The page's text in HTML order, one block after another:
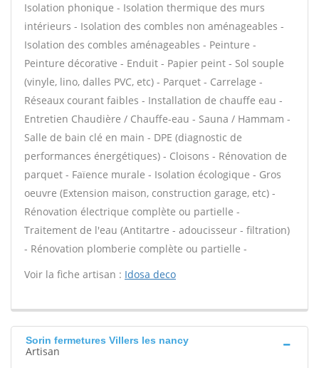
Isolation phonique - Isolation thermique des murs
intérieurs - Isolation des combles non aménageables -
Isolation des combles aménageables - Peinture -
Peinture décorative - Enduit - Papier peint - Sol souple
(vinyle, lino, dalles PVC, etc) - Parquet - Carrelage -
Réseaux courant faibles - Installation de chauffe eau -
Entretien Chaudière / Chauffe-eau - Sauna / Hammam -
Salle de bain clé en main - DPE (diagnostic de
performances énergétiques) - Cloisons - Rénovation de
parquet - Faïence murale - Isolation écologique - Gros
oeuvre (Extension maison, construction garage, etc) -
Rénovation électrique complète ou partielle -
Traitement de l'eau (Antitartre - adoucisseur - filtration)
- Rénovation plomberie complète ou partielle -
Voir la fiche artisan : Idosa deco
Sorin fermetures Villers les nancy
Artisan